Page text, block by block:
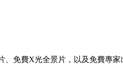
、免費X光全景片，以及免費專家